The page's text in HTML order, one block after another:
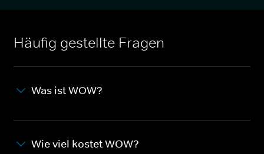
Häufig gestellte Fragen
Was ist WOW?
Wie viel kostet WOW?